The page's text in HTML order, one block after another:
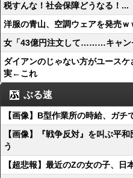
税すんな！社会保障どうなる！...
洋服の青山、空調ウェアを発売ｗ
女「43億円注文して………キャン
ダイアンのじゃない方がユース
実←これ
ぶる速
【画像】B型作業所の時給、ガチ
【画像】『戦争反対』を叫ぶ平
う
【超悲報】最近のZの女の子、日